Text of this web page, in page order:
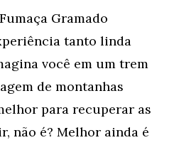
Gramado
tanto linda
você em um trem
de montanhas
para recuperar as
não é? Melhor ainda é